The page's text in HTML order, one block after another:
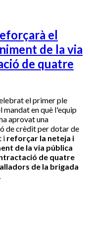
el
de la via
de quatre
el primer ple
mandat en què l'equip
aprovat una
de crèdit per dotar de
i reforçar la neteja i
de la via pública
de quatre
de la brigada